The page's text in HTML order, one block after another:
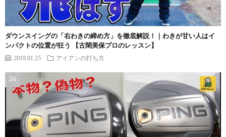
ダウンスイングの「右わきの締め方」を徹底解説！｜わきが甘い人はイ
ンパクトの位置が狂う 【古閑美保プロのレッスン】
2019.01.25 アイアンの打ち方